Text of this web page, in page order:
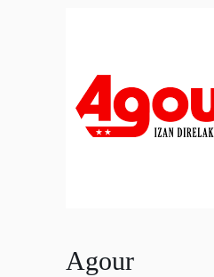
Agour